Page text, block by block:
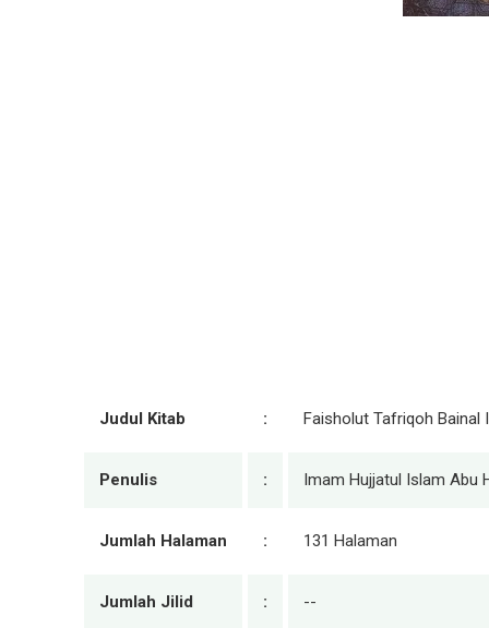
Judul Kitab : Faisholut Tafriqoh Bainal
Penulis : Imam Hujjatul Islam Abu
Jumlah Halaman : 131 Halaman
Jumlah Jilid : --